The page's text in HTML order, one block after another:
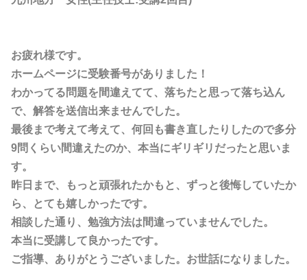
お疲れ様です。
ホームページに受験番号がありました！
わかってる問題を間違えてて、落ちたと思って落ち込ん
で、解答を送信出来ませんでした。
最後まで考えて考えて、何回も書き直したりしたので多分
9問くらい間違えたのか、本当にギリギリだったと思いま
す。
昨日まで、もっと頑張れたかもと、ずっと後悔していたか
ら、とても嬉しかったです。
相談した通り、勉強方法は間違っていませんでした。
本当に受講して良かったです。
ご指導、ありがとうございました。お世話になりました。